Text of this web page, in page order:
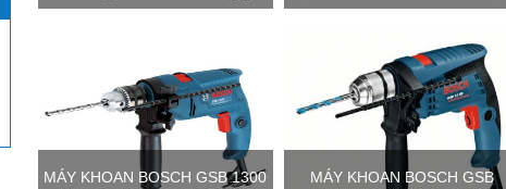
MÁY KHOAN BOSCH GSB 1300 MÁY KHOAN BOSCH GSB